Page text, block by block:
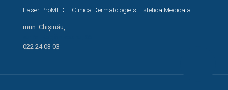
Laser ProMED – Clinica Dermatologie si Estetica Medicala
mun. Chișinău,
022 24 03 03